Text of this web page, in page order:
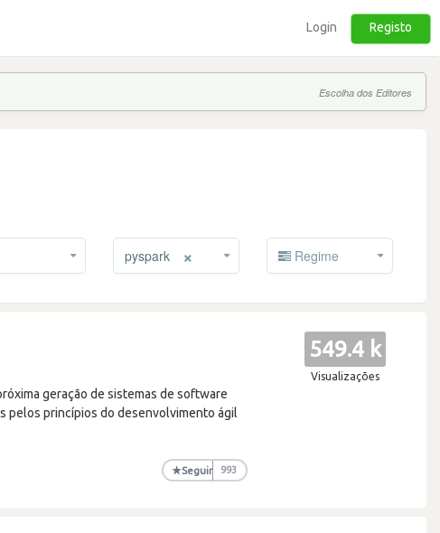
Login Registo
Escolha dos Editores
×
pyspark Regime
geração de sistemas de software
pelos princípios do desenvolvimento ágil
★Seguir 993
549.4 k
Visualizações